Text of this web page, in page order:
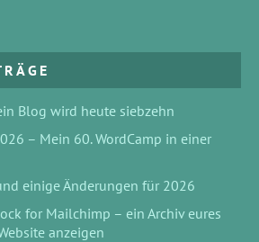
Blog wird heute siebzehn
– Mein 60. WordCamp in einer
einige Änderungen für 2026
for Mailchimp – ein Archiv eures
anzeigen